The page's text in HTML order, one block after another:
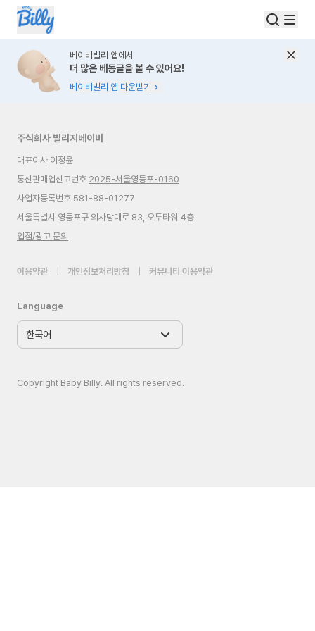
베이비빌리 앱에서
더 많은 베동글을 볼 수 있어요!
베이비빌리 앱 다운받기
주식회사 빌리지베이비
대표이사 이정윤
통신판매업신고번호 2025-서울영등포-0160
사업자등록번호 581-88-01277
서울특별시 영등포구 의사당대로 83, 오투타워 4층
입점/광고 문의
이용약관 개인정보처리방침 커뮤니티 이용약관
Language
Copyright Baby Billy. All rights reserved.